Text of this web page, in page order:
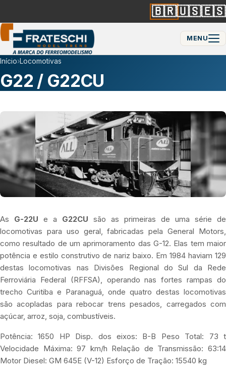
🇧🇷🇺🇸🇪🇸
MENU
Início›Locomotivas
G22 / G22CU
As G-22U e a G22CU são as primeiras de uma série de
locomotivas para uso geral, fabricadas pela General Motors,
como resultado de um aprimoramento das G-12. Elas tem maior
potência e estilo construtivo de nariz baixo. Em 1984 haviam 129
destas locomotivas nas Divisões Regional do Sul da Rede
Ferroviária Federal (RFFSA), operando nas fortes rampas do
trecho Curitiba e Paranaguá, onde quatro destas locomotivas
são acopladas para rebocar trens pesados, carregados com
açúcar, arroz, soja, combustíveis.
Potência: 1650 HP Disp. dos eixos: B-B Peso Total: 73 t
Velocidade Máxima: 97 km/h Relação de Transmissão: 63:14
Motor Diesel: GM 645E (V-12) Esforço de Tração: 15540 kg